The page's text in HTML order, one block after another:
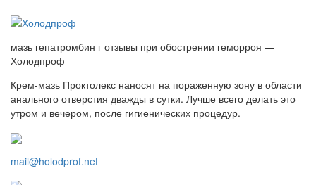
мазь гепатромбин г отзывы при обострении геморроя —
Холодпроф
Крем-мазь Проктолекс наносят на пораженную зону в области
анального отверстия дважды в сутки. Лучше всего делать это
утром и вечером, после гигиенических процедур.
mail@holodprof.net